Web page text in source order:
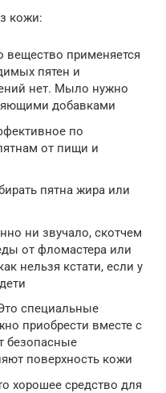
кожи:
применяется
пятен и
нет. Мыло нужно
добавками
по
от пищи и
пятна жира или
ни звучало, скотчем
от фломастера или
нельзя кстати, если у
специальные
приобрести вместе с
безопасные
поверхность кожи
хорошее средство для